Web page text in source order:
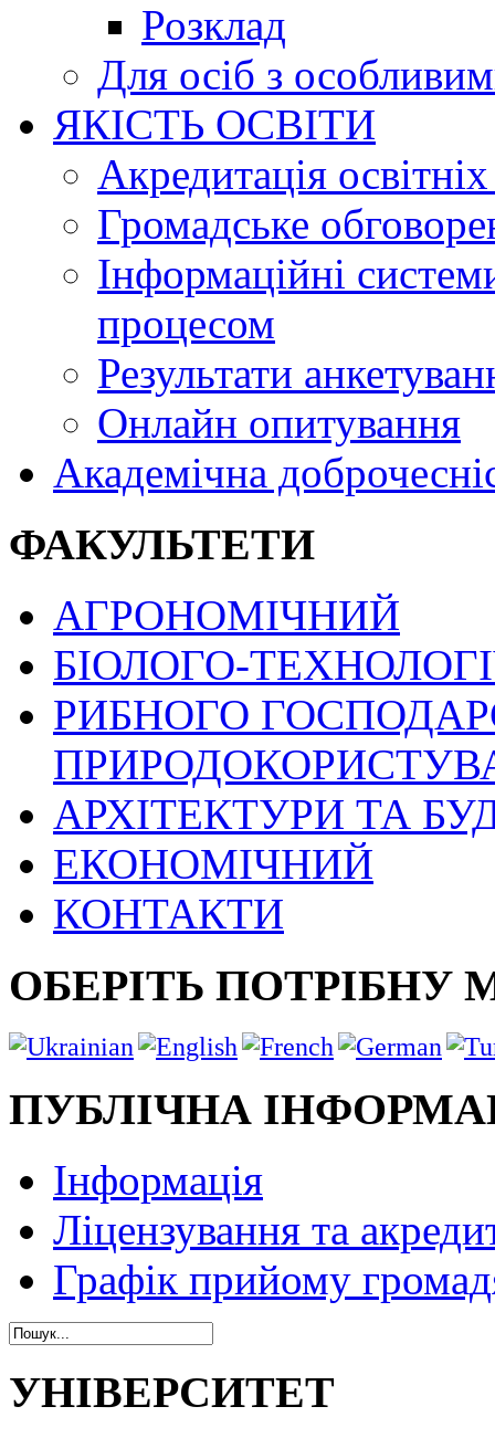
Розклад
Для осіб з
ЯКІСТЬ ОСВІТИ
Акредитація
Громадське
Інформаційні
процесом
Результати
Онлайн опитування
Академічна
ФАКУЛЬТЕТИ
АГРОНОМІЧНИЙ
БІОЛОГО-
РИБНОГО
АРХІТЕКТУРИ ТА
ЕКОНОМІЧНИЙ
КОНТАКТИ
ОБЕРІТЬ ПОТРІБНУ
ПУБЛІЧНА
Інформація
Ліцензування та
Графік прийому
УНІВЕРСИТЕТ